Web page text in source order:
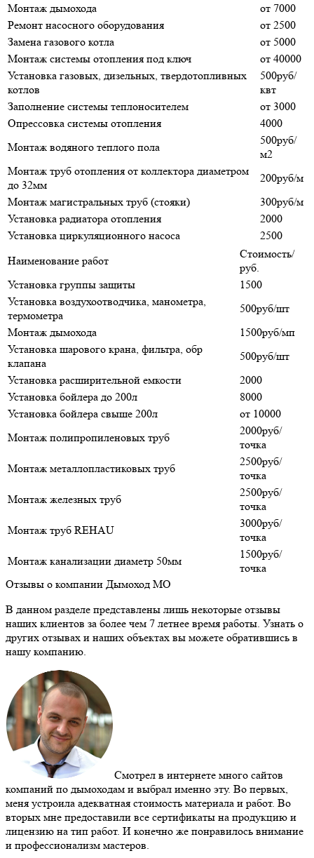
Монтаж дымохода
от 7000
Ремонт насосного оборудования
от 2500
Замена газового котла
от 5000
Монтаж системы отопления под ключ
от 40000
Установка газовых, дизельных, твердотопливных
котлов
500руб/
квт
Заполнение системы теплоносителем
от 3000
Опрессовка системы отопления
4000
Монтаж водяного теплого пола
500руб/
м2
Монтаж труб отопления от коллектора диаметром
до 32мм
200руб/м
Монтаж магистральных труб (стояки)
300руб/м
Установка радиатора отопления
2000
Установка циркуляционного насоса
2500
Наименование работ
Стоимость/
руб.
Установка группы защиты
1500
Установка воздухоотводчика, манометра,
термометра
500руб/шт
Монтаж дымохода
1500руб/мп
Установка шарового крана, фильтра, обр
клапана
500руб/шт
Установка расширительной емкости
2000
Установка бойлера до 200л
8000
Установка бойлера свыше 200л
от 10000
Монтаж полипропиленовых труб
2000руб/
точка
Монтаж металлопластиковых труб
2500руб/
точка
Монтаж железных труб
2500руб/
точка
Монтаж труб REHAU
3000руб/
точка
Монтаж канализации диаметр 50мм
1500руб/
точка
Отзывы о компании Дымоход МО
В данном разделе представлены лишь некоторые отзывы
наших клиентов за более чем 7 летнее время работы. Узнать о
других отзывах и наших объектах вы можете обратившись в
нашу компанию.
Смотрел в интернете много сайтов
компаний по дымоходам и выбрал именно эту. Во первых,
меня устроила адекватная стоимость материала и работ. Во
вторых мне предоставили все сертификаты на продукцию и
лицензию на тип работ. И конечно же понравилось внимание
и профессионализм мастеров.